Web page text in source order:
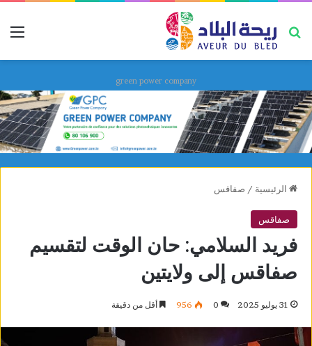
بحث عن
green power company
الرئيسية / صفاقس
صفاقس
فريد السلامي: حان الوقت لتقسيم
صفاقس إلى ولايتين
31 يوليو 2025 0
956 أقل من دقيقة